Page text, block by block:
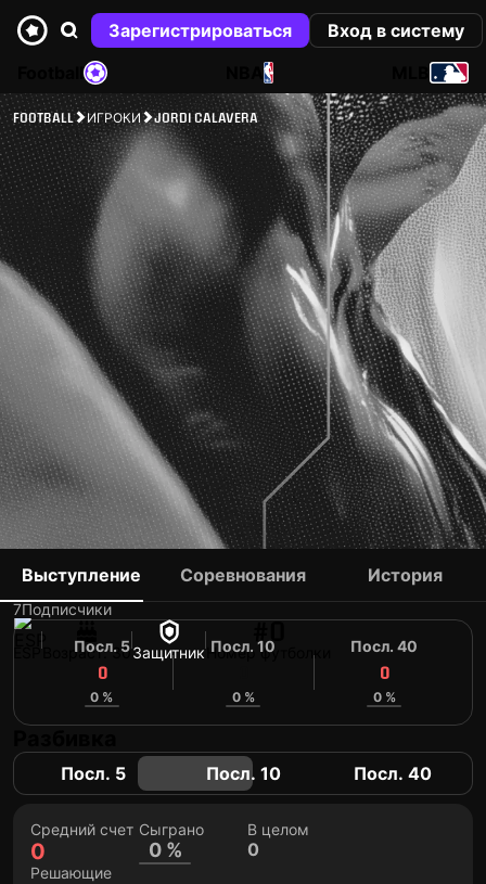
Зарегистрироваться
Вход в систему
NBA
FOOTBALL ИГРОКИ JORDI CALAVERA
JORDI CALAVERA
7Подписчики
Возраст: 30Защитник Номер футболки
Выступление Соревнования История
Посл. 5
0
0 %
Посл. 10
0 %
Посл. 40
0
0 %
Посл. 5 Посл. 10 Посл. 40
Средний счет
0
Сыграно
0 %
В целом
0
Решающие